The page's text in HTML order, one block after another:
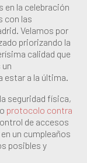
en la celebración
con las
Velamos por
priorizando la
calidad que
estar a la última.
seguridad física,
protocolo contra
de accesos
un cumpleaños
posibles y